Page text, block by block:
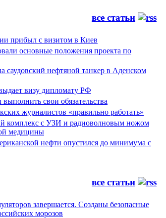
все статьи
прибыл с визитом в Киев
основные положения проекта по
саудовский нефтяной танкер в Аденском
визу дипломату РФ
свои обязательства
журналистов «правильно работать»
комплекс с УЗИ и радиоволновым ножом
медицины
нефти опустился до минимума с
все статьи
завершается. Созданы безопасные
морозов